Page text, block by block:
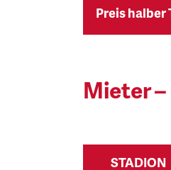
Preis
Mieter
STADION